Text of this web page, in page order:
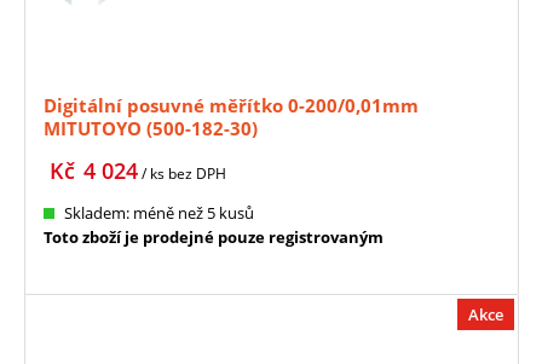
Digitální posuvné měřítko 0-200/0,01mm
MITUTOYO (500-182-30)
4 024
Kč / ks bez DPH
Skladem: méně než 5 kusů
Toto zboží je prodejné pouze registrovaným
Akce